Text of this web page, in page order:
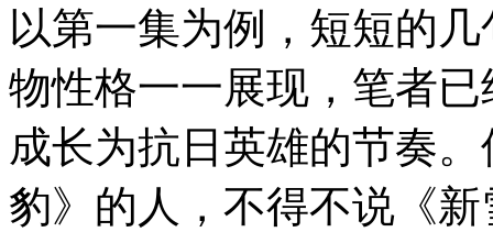
以第一集为例，短短的
物性格一一展现，笔者
成长为抗日英雄的节奏
豹》的人，不得不说《